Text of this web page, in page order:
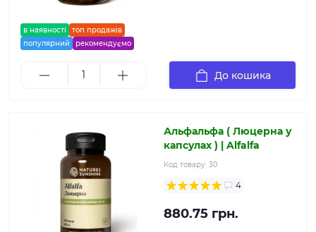
в наявності
топ продажів
популярний
рекомендуємо
До кошика
Альфальфа ( Люцерна у
капсулах ) | Alfalfa
Код товару: 30
4
880.75 грн.